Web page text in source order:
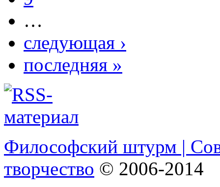
…
следующая ›
последняя »
Философский штурм |
творчество © 2006-2014